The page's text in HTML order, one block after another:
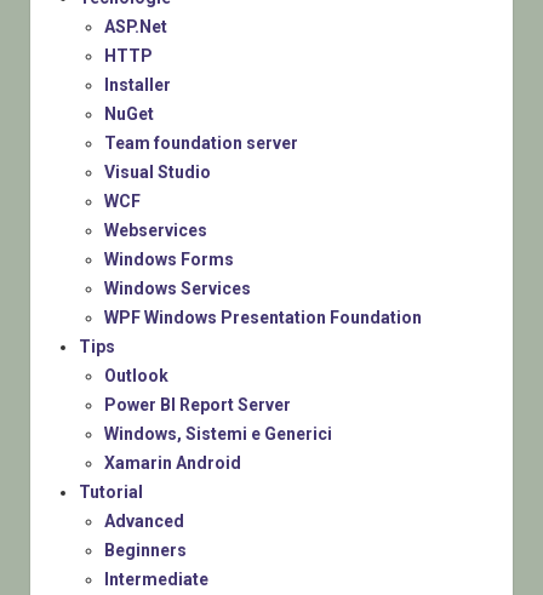
ASP.Net
HTTP
Installer
NuGet
Team foundation server
Visual Studio
WCF
Webservices
Windows Forms
Windows Services
WPF Windows Presentation Foundation
Tips
Outlook
Power BI Report Server
Windows, Sistemi e Generici
Xamarin Android
Tutorial
Advanced
Beginners
Intermediate